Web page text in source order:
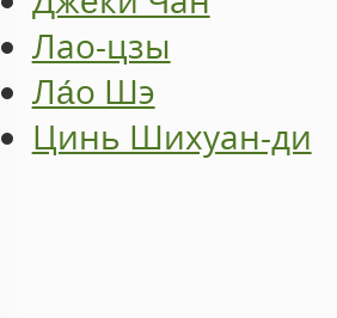
Лао-цзы
Ла́о Шэ
Цинь Шихуан-ди